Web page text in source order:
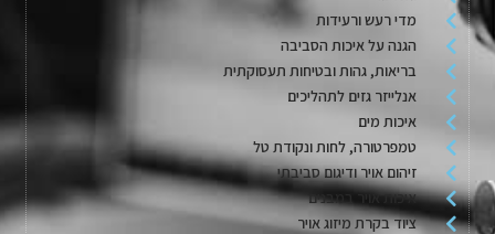
מדי רעש ורעידות
הגנה על איכות הסביבה
בריאות, גהות ובטיחות תעסוקתית
אנלייזר גזים לתהליכים
איכות מים
טמפרטורה, לחות ונקודת טל
זיהום אויר ודיגום סביבתי
איכות אויר במבנים
ציוד בקרת מיזוג אויר